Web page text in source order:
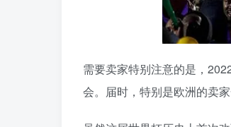
需要卖家特别注意的是，
会。届时，特别是欧洲的卖